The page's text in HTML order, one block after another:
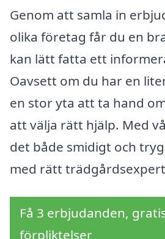
Genom att samla in
olika företag får du en
kan lätt fatta ett
Oavsett om du har en
en stor yta att ta hand
att välja rätt hjälp. Med
det både smidigt och
med rätt
Få 3 erbjudanden,
förpliktelser